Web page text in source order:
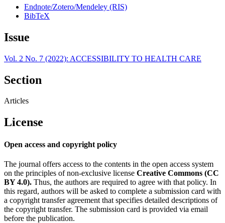
Endnote/Zotero/Mendeley (RIS)
BibTeX
Issue
Vol. 2 No. 7 (2022): ACCESSIBILITY TO HEALTH CARE
Section
Articles
License
Open access and copyright policy
The journal offers access to the contents in the open access system
on the principles of non-exclusive license Creative Commons (CC
BY 4.0). Thus, the authors are required to agree with that policy. In
this regard, authors will be asked to complete a submission card with
a copyright transfer agreement that specifies detailed descriptions of
the copyright transfer. The submission card is provided via email
before the publication.